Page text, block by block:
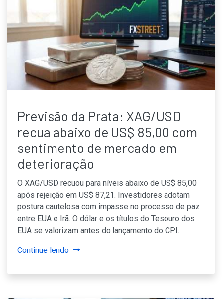
Previsão da Prata: XAG/USD
recua abaixo de US$ 85,00 com
sentimento de mercado em
deterioração
O XAG/USD recuou para níveis abaixo de US$ 85,00
após rejeição em US$ 87,21. Investidores adotam
postura cautelosa com impasse no processo de paz
entre EUA e Irã. O dólar e os títulos do Tesouro dos
EUA se valorizam antes do lançamento do CPI.
Continue lendo